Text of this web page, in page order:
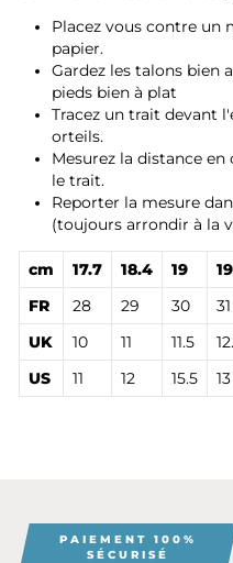
Placez vous contre un
papier.
Gardez les talons bien
pieds bien à plat
Tracez un trait devant
orteils.
Mesurez la distance
le trait.
Reporter la mesure
(toujours arrondir à la
cm 17.7 18.4 19
FR 28 29 30 31
UK 10 11 11.5
US 11 12 15.5 13
PAIEMENT 100%
SÉCURISÉ